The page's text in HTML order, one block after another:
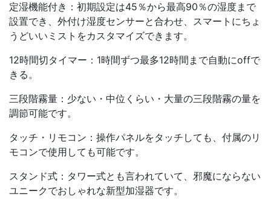
定湿機能付き：初期設定は45％から最高90％の湿度まで
設置でき、外付け湿度センサーと合わせ、スマートにちょ
うどいいミストをカスタマイズできます。
12時間切タイマー：1時間ずつ最多12時間まで自動にoffで
きる。
三段階霧量：少ない・中位くらい・大量の三段階霧の量を
調節可能です。
タッチ・リモコン：操作パネルをタッチしても、付属のリ
モコンで使用しても可能です。
スタンド式：タワー式とも言われていて、邪魔にならない
ユニークでおしゃれな新型加湿器です。